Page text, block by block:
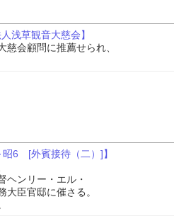
浅草観音大慈会】
会顧問に推薦せられ、
昭6 [外賓接待（二）]】
ヘンリー・エル・
大臣官邸に催さる。